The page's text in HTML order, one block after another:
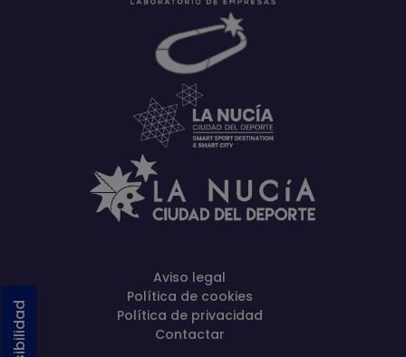
Aviso legal
Política de cookies
Política de privacidad
Contactar